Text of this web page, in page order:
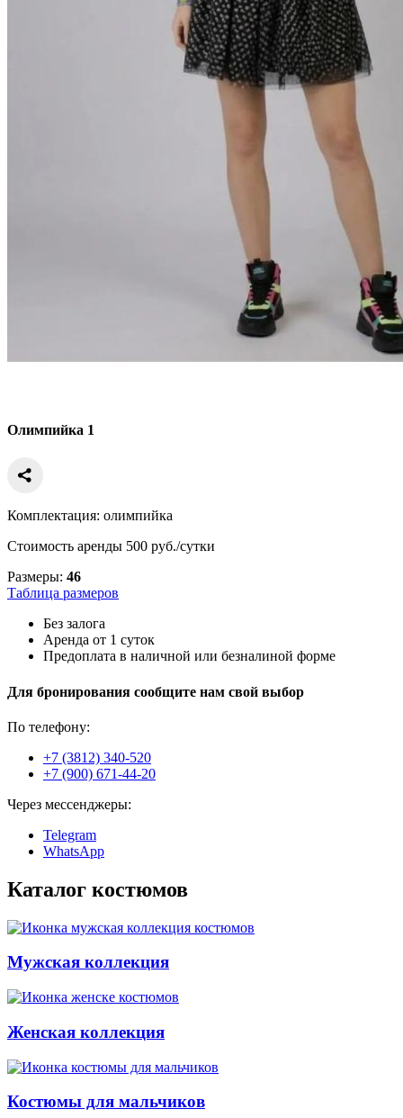
Олимпийка 1
Комплектация: олимпийка
Стоимость аренды 500 руб./сутки
Размеры: 46
Таблица размеров
Без залога
Аренда от 1 суток
Предоплата в наличной или безналиной форме
Для бронирования сообщите нам свой выбор
По телефону:
+7 (3812) 340-520
+7 (900) 671-44-20
Через мессенджеры:
Telegram
WhatsApp
Каталог костюмов
Мужская коллекция
Женская коллекция
Костюмы для мальчиков